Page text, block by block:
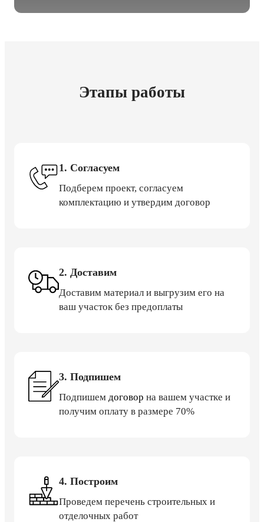
Этапы работы
1. Согласуем
Подберем проект, согласуем
комплектацию и утвердим договор
2. Доставим
Доставим материал и выгрузим его на
ваш участок без предоплаты
3. Подпишем
Подпишем договор на вашем участке и
получим оплату в размере 70%
4. Построим
Проведем перечень строительных и
отделочных работ